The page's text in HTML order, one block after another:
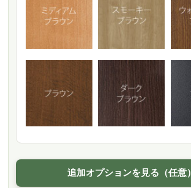
追加オプションを見る（任意）